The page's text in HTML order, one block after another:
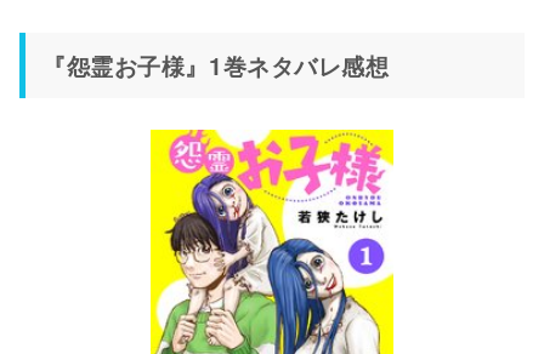
『怨霊お子様』1巻ネタバレ感想